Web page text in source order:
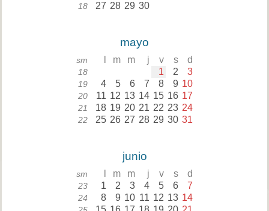
18 27 28 29 30
mayo
sm m m j v s d
18 1 2 3
19 4 5 6 7 8 9 10
20 11 12 13 14 15 16 17
21 18 19 20 21 22 23 24
22 25 26 27 28 29 30 31
junio
sm m m j v s d
23 1 2 3 4 5 6 7
24 8 9 10 11 12 13 14